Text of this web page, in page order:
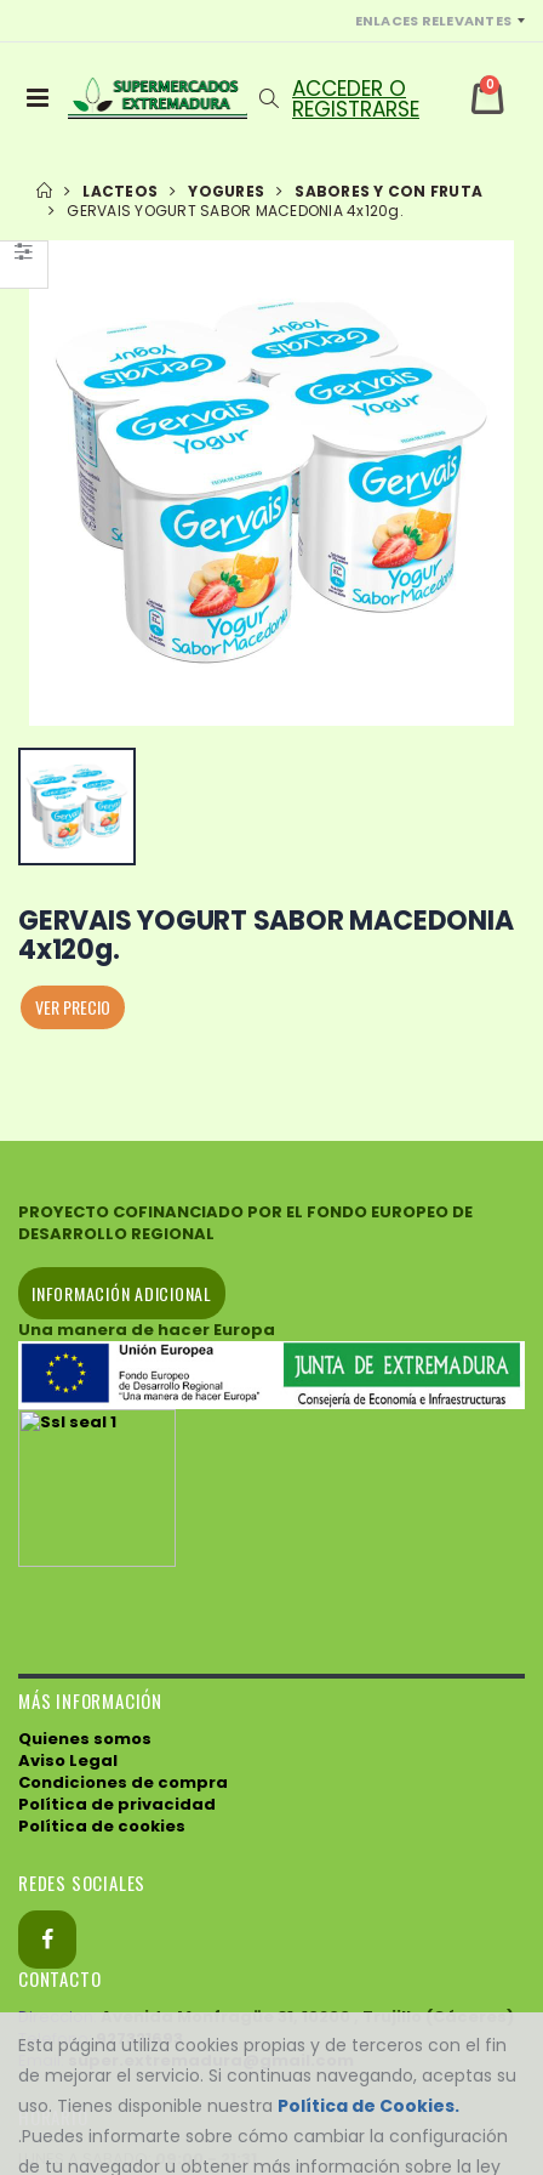
Esta página utiliza cookies propias y de terceros con el fin
de mejorar el servicio. Si continuas navegando, aceptas su
uso. Tienes disponible nuestra Política de Cookies.
.Puedes informarte sobre cómo cambiar la configuración
de tu navegador u obtener más información sobre la ley
ENLACES RELEVANTES
0
LACTEOS YOGURES
SABORES Y CON FRUTA
GERVAIS YOGURT SABOR MACEDONIA 4x120g.
GERVAIS YOGURT SABOR MACEDONIA
4x120g.
VER PRECIO
PROYECTO COFINANCIADO POR EL FONDO EUROPEO DE
DESARROLLO REGIONAL
INFORMACIÓN ADICIONAL
Una manera de hacer Europa
MÁS INFORMACIÓN
Quienes somos
Aviso Legal
Condiciones de compra
Política de privacidad
Política de cookies
REDES SOCIALES
CONTACTO
Direccion:Avenida Monfragüe 31, 10200 , Trujillo (Cáceres)
Telefono: 927321693
Email:
super.extremadura@gmail.com
HORARIO
LUNES A SABADO:09:00 - 21:31